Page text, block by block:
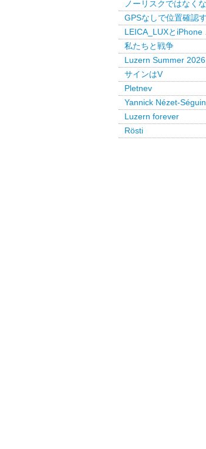
私たちと戦争
Luzern Summer 2026
サインはV
Pletnev
Luzern forever
Rösti